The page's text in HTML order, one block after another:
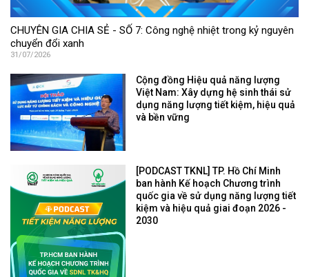
CHUYÊN GIA CHIA SẺ - SỐ 7: Công nghệ nhiệt trong kỷ nguyên
chuyển đổi xanh
31/07/2026
Cộng đồng Hiệu quả năng lượng
Việt Nam: Xây dựng hệ sinh thái sử
dụng năng lượng tiết kiệm, hiệu quả
và bền vững
[PODCAST TKNL] TP. Hồ Chí Minh
ban hành Kế hoạch Chương trình
quốc gia về sử dụng năng lượng tiết
kiệm và hiệu quả giai đoạn 2026 -
2030